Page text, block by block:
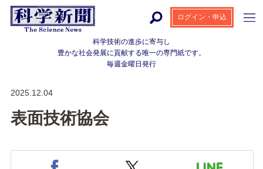
科学技術の進歩に寄与し
豊かな社会発展に貢献する唯一の専門紙です。
毎週金曜日発行
ログイン・申込
2025.12.04
表面技術協会